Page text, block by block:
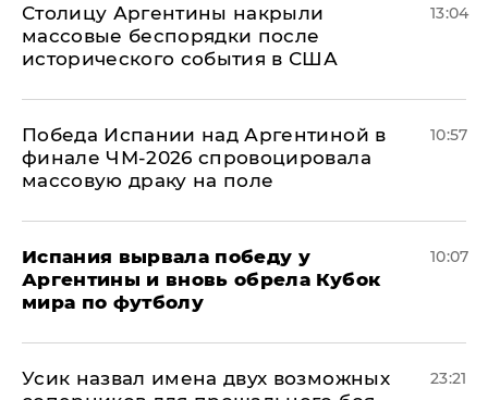
Столицу Аргентины накрыли
массовые беспорядки после
исторического события в США
13:04
Победа Испании над Аргентиной в
финале ЧМ-2026 спровоцировала
массовую драку на поле
10:57
Испания вырвала победу у
Аргентины и вновь обрела Кубок
мира по футболу
10:07
Усик назвал имена двух возможных
23:21